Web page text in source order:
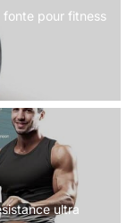
pour fitness
ultra